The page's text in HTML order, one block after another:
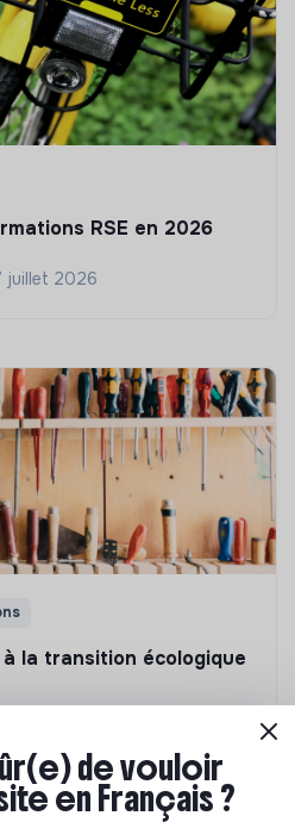
RSE en 2026
juillet 2026
la transition écologique
de vouloir
en Français ?